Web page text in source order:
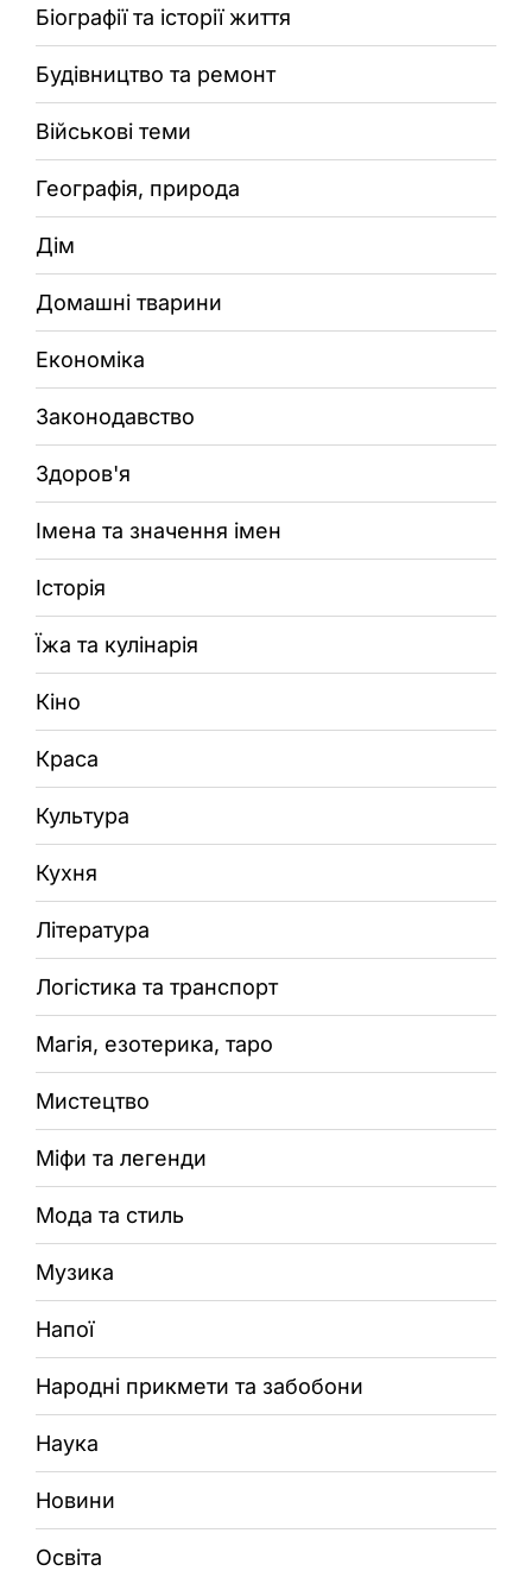
Біографії та історії життя
Будівництво та ремонт
Військові теми
Географія, природа
Дім
Домашні тварини
Економіка
Законодавство
Здоров'я
Імена та значення імен
Історія
Їжа та кулінарія
Кіно
Краса
Культура
Кухня
Література
Логістика та транспорт
Магія, езотерика, таро
Мистецтво
Міфи та легенди
Мода та стиль
Музика
Напої
Народні прикмети та забобони
Наука
Новини
Освіта